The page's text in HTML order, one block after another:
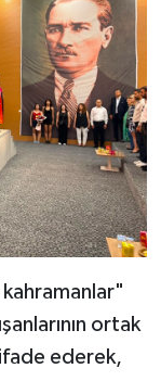
ortak
ifade ederek,